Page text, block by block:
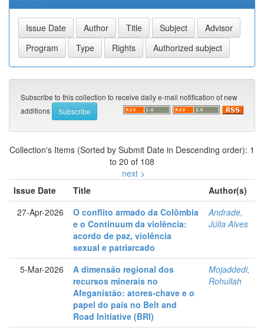
Subscribe to this collection to receive daily e-mail notification of new
additions
Collection's Items (Sorted by Submit Date in Descending order): 1
to 20 of 108
next >
Issue Date
Title
Author(s)
27-Apr-2026
O conflito armado da Colômbia
e o Continuum da violência:
acordo de paz, violência
sexual e patriarcado
Andrade,
Júlia Alves
5-Mar-2026
A dimensão regional dos
recursos minerais no
Afeganistão: atores-chave e o
papel do país no Belt and
Road Initiative (BRI)
Mojaddedi,
Rohullah